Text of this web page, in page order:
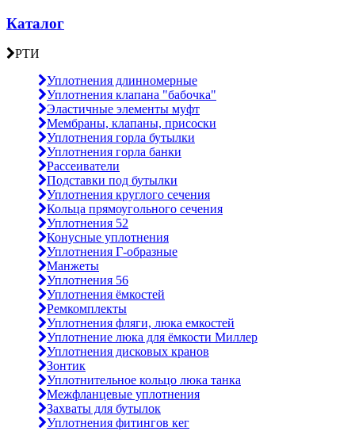
Каталог
РТИ
Уплотнения длинномерные
Уплотнения клапана "бабочка"
Эластичные элементы муфт
Мембраны, клапаны, присоски
Уплотнения горла бутылки
Уплотнения горла банки
Рассеиватели
Подставки под бутылки
Уплотнения круглого сечения
Кольца прямоугольного сечения
Уплотнения 52
Конусные уплотнения
Уплотнения Г-образные
Манжеты
Уплотнения 56
Уплотнения ёмкостей
Ремкомплекты
Уплотнения фляги, люка емкостей
Уплотнение люка для ёмкости Миллер
Уплотнения дисковых кранов
Зонтик
Уплотнительное кольцо люка танка
Межфланцевые уплотнения
Захваты для бутылок
Уплотнения фитингов кег